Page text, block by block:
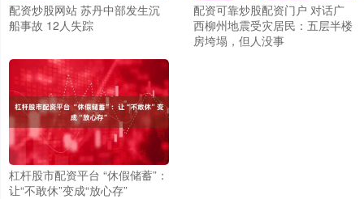
配资炒股网站 苏丹中部发生沉
船事故 12人失踪
配资可靠炒股配资门户 对话广
西柳州地震受灾居民：五层半楼
房垮塌，但人没事
杠杆股市配资平台 “休假储蓄”：
让“不敢休”变成“放心存”